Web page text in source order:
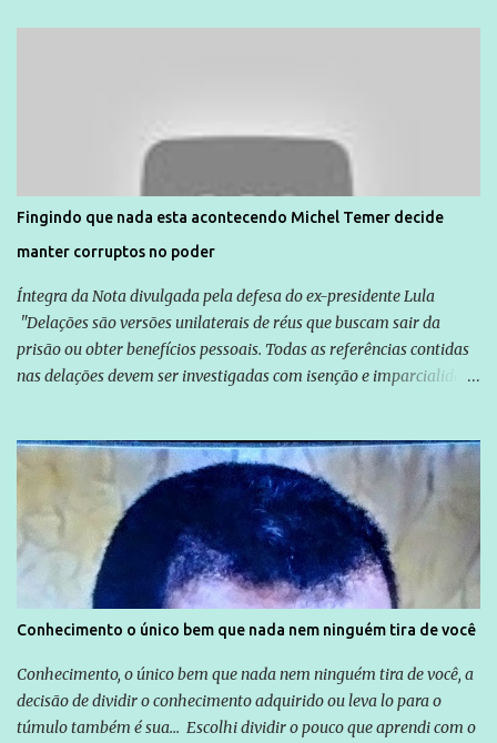
são vítimas de violência, estão em situação de risco ou têm seus
direitos violados. Leia mais: Anistia Internacional cobra do Brasil
solução do caso Amarildo - Terra Brasil
Fingindo que nada esta acontecendo Michel Temer decide
manter corruptos no poder
Íntegra da Nota divulgada pela defesa do ex-presidente Lula
"Delações são versões unilaterais de réus que buscam sair da
prisão ou obter benefícios pessoais. Todas as referências contidas
nas delações devem ser investigadas com isenção e imparcialidade
Globo manteve com o Grupo Odebrecht, citada na delação de
Emílio Odebrecht. Lula sempre atuou para promover o Brasil no
exterior, e não para promover determinadas empresas ou
empresários" Assina a nota o advogado Cristiano Zanin Martins
Conhecimento o único bem que nada nem ninguém tira de você
Conhecimento, o único bem que nada nem ninguém tira de você, a
decisão de dividir o conhecimento adquirido ou leva lo para o
túmulo também é sua... Escolhi dividir o pouco que aprendi com o